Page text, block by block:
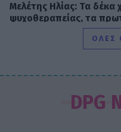
Μελέτης Ηλίας: Τα δέκα
ψυχοθεραπείας, τα
ο «τέλειος» γάμος
Σας μοιάζει η
57 ετών; Και όμως!
ΟΛΕΣ
DPG